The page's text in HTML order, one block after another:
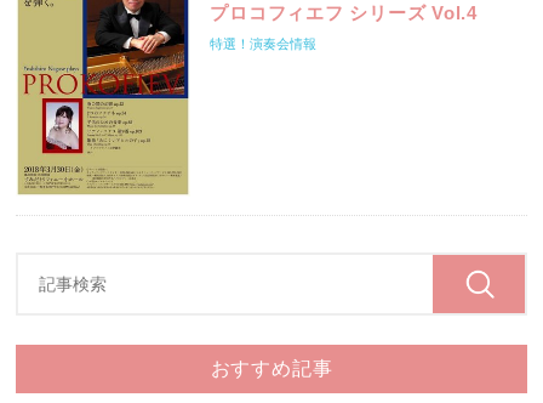
プロコフィエフ シリーズ Vol.4
特選！演奏会情報
おすすめ記事